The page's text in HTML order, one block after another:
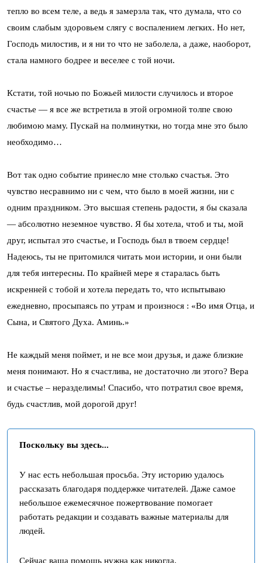
тепло во всем теле, а ведь я замерзла так, что думала, что со
своим слабым здоровьем слягу с воспалением легких. Но нет,
Господь милостив, и я ни то что не заболела, а даже, наоборот,
стала намного бодрее и веселее с той ночи.
Кстати, той ночью по Божьей милости случилось и второе
счастье — я все же встретила в этой огромной толпе свою
любимою маму. Пускай на полминутки, но тогда мне это было
необходимо…
Вот так одно событие принесло мне столько счастья. Это
чувство несравнимо ни с чем, что было в моей жизни, ни с
одним праздником. Это высшая степень радости, я бы сказала
— абсолютно неземное чувство. Я бы хотела, чтоб и ты, мой
друг, испытал это счастье, и Господь был в твоем сердце!
Надеюсь, ты не притомился читать мои истории, и они были
для тебя интересны. По крайней мере я старалась быть
искренней с тобой и хотела передать то, что испытываю
ежедневно, просыпаясь по утрам и произнося : «Во имя Отца, и
Сына, и Святого Духа. Аминь.»
Не каждый меня поймет, и не все мои друзья, и даже близкие
меня понимают. Но я счастлива, не достаточно ли этого? Вера
и счастье – неразделимы! Спасибо, что потратил свое время,
будь счастлив, мой дорогой друг!
Поскольку вы здесь...
У нас есть небольшая просьба. Эту историю удалось
рассказать благодаря поддержке читателей. Даже самое
небольшое ежемесячное пожертвование помогает
работать редакции и создавать важные материалы для
людей.
Сейчас ваша помощь нужна как никогда.